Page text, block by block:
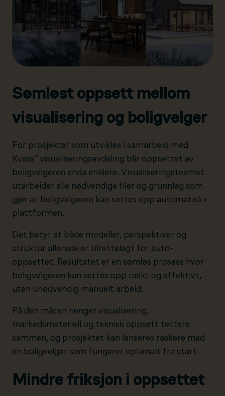
Sømløst oppsett mellom
visualisering og boligvelger
For prosjekter som utvikles i samarbeid med
Kvass’ visualiseringsavdeling blir oppsettet av
boligvelgeren enda enklere. Visualiseringsteamet
utarbeider alle nødvendige filer og grunnlag som
gjør at boligvelgeren kan settes opp automatisk i
plattformen.
Det betyr at både modeller, perspektiver og
struktur allerede er tilrettelagt for auto-
oppsettet. Resultatet er en sømløs prosess hvor
boligvelgeren kan settes opp raskt og effektivt,
uten unødvendig manuelt arbeid.
På den måten henger visualisering,
markedsmateriell og teknisk oppsett tettere
sammen, og prosjektet kan lanseres raskere med
en boligvelger som fungerer optimalt fra start.
Mindre friksjon i oppsettet